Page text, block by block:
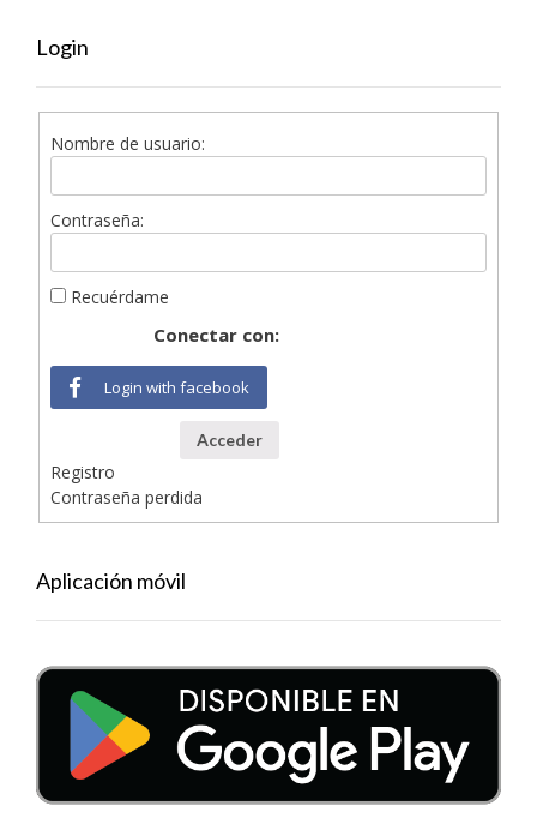
Login
Nombre de usuario:
Contraseña:
Recuérdame
Conectar con:
Login with facebook
Acceder
Registro
Contraseña perdida
Aplicación móvil